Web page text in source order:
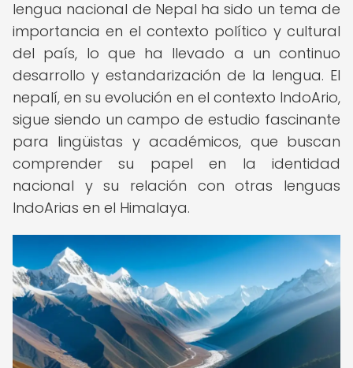
lengua nacional de Nepal ha sido un tema de
importancia en el contexto político y cultural
del país, lo que ha llevado a un continuo
desarrollo y estandarización de la lengua. El
nepalí, en su evolución en el contexto IndoArio,
sigue siendo un campo de estudio fascinante
para lingüistas y académicos, que buscan
comprender su papel en la identidad
nacional y su relación con otras lenguas
IndoArias en el Himalaya.